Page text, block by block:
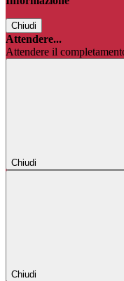
Chiudi
Attendere...
Attendere il
Chiudi
Chiudi